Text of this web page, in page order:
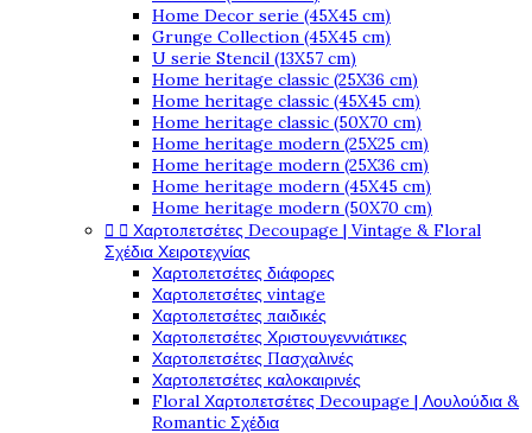
Home Decor serie (45X45 cm)
Grunge Collection (45X45 cm)
U serie Stencil (13X57 cm)
Home heritage classic (25X36 cm)
Home heritage classic (45X45 cm)
Home heritage classic (50X70 cm)
Home heritage modern (25X25 cm)
Home heritage modern (25X36 cm)
Home heritage modern (45X45 cm)
Home heritage modern (50X70 cm)
  Χαρτοπετσέτες Decoupage | Vintage & Floral
Σχέδια Χειροτεχνίας
Χαρτοπετσέτες διάφορες
Χαρτοπετσέτες vintage
Χαρτοπετσέτες παιδικές
Χαρτοπετσέτες Χριστουγεννιάτικες
Χαρτοπετσέτες Πασχαλινές
Χαρτοπετσέτες καλοκαιρινές
Floral Χαρτοπετσέτες Decoupage | Λουλούδια &
Romantic Σχέδια